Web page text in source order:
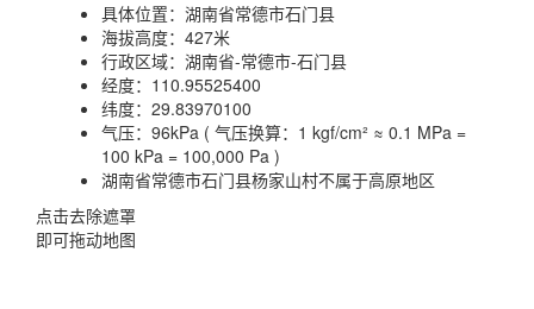
具体位置： 湖南省常德市石门县
海拔高度： 427米
行政区域： 湖南省-常德市-石门县
经度： 110.95525400
纬度： 29.83970100
气压： 96kPa ( 气压换算：1 kgf/cm² ≈ 0.1 MPa =
100 kPa = 100,000 Pa )
湖南省常德市石门县杨家山村不属于高原地区
点击去除遮罩
即可拖动地图